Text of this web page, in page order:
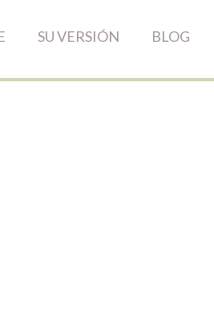
SU VERSIÓN BLOG